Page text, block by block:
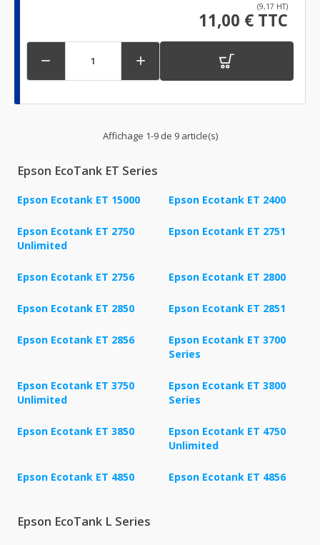
(9,17 HT)
11,00 € TTC
 
Affichage 1-9 de 9 article(s)
Epson EcoTank ET Series
Epson Ecotank ET 15000 Epson Ecotank ET 2400
Epson Ecotank ET 2750
Unlimited
Epson Ecotank ET 2751
Epson Ecotank ET 2756 Epson Ecotank ET 2800
Epson Ecotank ET 2850 Epson Ecotank ET 2851
Epson Ecotank ET 2856
Epson Ecotank ET 3700
Series
Epson Ecotank ET 3750
Unlimited
Epson Ecotank ET 3800
Series
Epson Ecotank ET 3850
Epson Ecotank ET 4750
Unlimited
Epson Ecotank ET 4850 Epson Ecotank ET 4856
Epson EcoTank L Series